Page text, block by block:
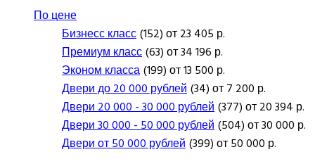
По цене
Бизнесс класс(152) от 23 405 р.
Премиум класс(63) от 34 196 р.
Эконом класса(199) от 13 500 р.
Двери до 20 000 рублей(34) от 7 200 р.
Двери 20 000 - 30 000 рублей(377) от 20 394 р.
Двери 30 000 - 50 000 рублей(504) от 30 000 р.
Двери от 50 000 рублей(399) от 50 000 р.